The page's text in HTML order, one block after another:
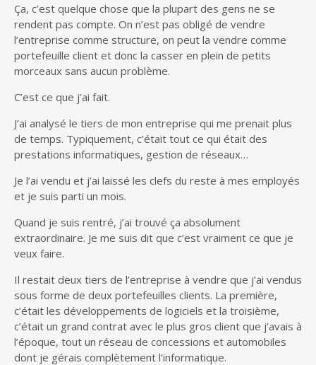
Ça, c’est quelque chose que la plupart des gens ne se
rendent pas compte. On n’est pas obligé de vendre
l’entreprise comme structure, on peut la vendre comme
portefeuille client et donc la casser en plein de petits
morceaux sans aucun problème.
C’est ce que j’ai fait.
J’ai analysé le tiers de mon entreprise qui me prenait plus
de temps. Typiquement, c’était tout ce qui était des
prestations informatiques, gestion de réseaux…
Je l’ai vendu et j’ai laissé les clefs du reste à mes employés
et je suis parti un mois.
Quand je suis rentré, j’ai trouvé ça absolument
extraordinaire. Je me suis dit que c’est vraiment ce que je
veux faire.
Il restait deux tiers de l’entreprise à vendre que j’ai vendus
sous forme de deux portefeuilles clients. La première,
c’était les développements de logiciels et la troisième,
c’était un grand contrat avec le plus gros client que j’avais à
l’époque, tout un réseau de concessions et automobiles
dont je gérais complètement l’informatique.